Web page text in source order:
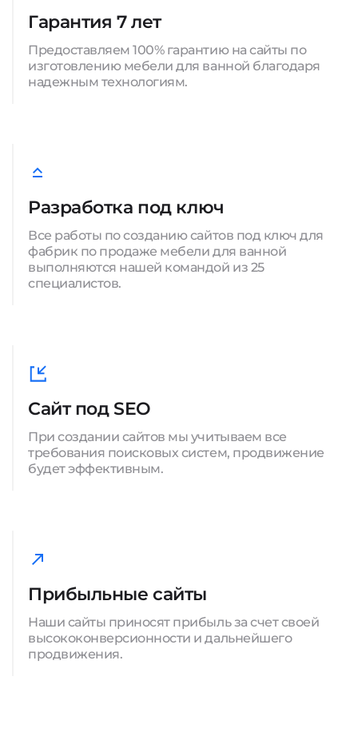
Гарантия 7 лет
Предоставляем 100% гарантию на сайты по
изготовлению мебели для ванной благодаря
надежным технологиям.
Разработка под ключ
Все работы по созданию сайтов под ключ для
фабрик по продаже мебели для ванной
выполняются нашей командой из 25
специалистов.
Сайт под SEO
При создании сайтов мы учитываем все
требования поисковых систем, продвижение
будет эффективным.
Прибыльные сайты
Наши сайты приносят прибыль за счет своей
высококонверсионности и дальнейшего
продвижения.